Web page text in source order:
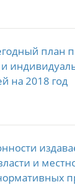
план
на 2018 год
и